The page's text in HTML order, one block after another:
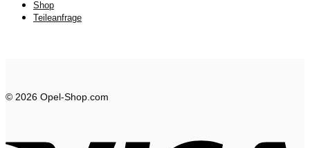
Shop
Teileanfrage
© 2026 Opel-Shop.com